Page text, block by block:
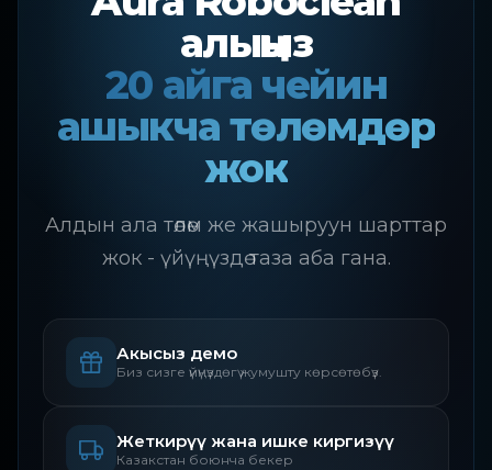
алыңыз
20 айга чейин
ашыкча төлөмдөр
жок
Алдын ала төлөм же жашыруун шарттар
жок - үйүңүздө таза аба гана.
Акысыз демо
Биз сизге үйүңүздөгү жумушту көрсөтөбүз.
Жеткирүү жана ишке киргизүү
Казакстан боюнча бекер